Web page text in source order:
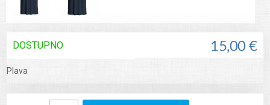
15,00 €
DOSTUPNO
Plava